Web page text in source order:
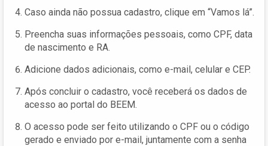
Caso ainda não possua cadastro, clique em “Vamos lá”.
Preencha suas informações pessoais, como CPF, data
de nascimento e RA.
Adicione dados adicionais, como e-mail, celular e CEP.
Após concluir o cadastro, você receberá os dados de
acesso ao portal do BEEM.
O acesso pode ser feito utilizando o CPF ou o código
gerado e enviado por e-mail, juntamente com a senha